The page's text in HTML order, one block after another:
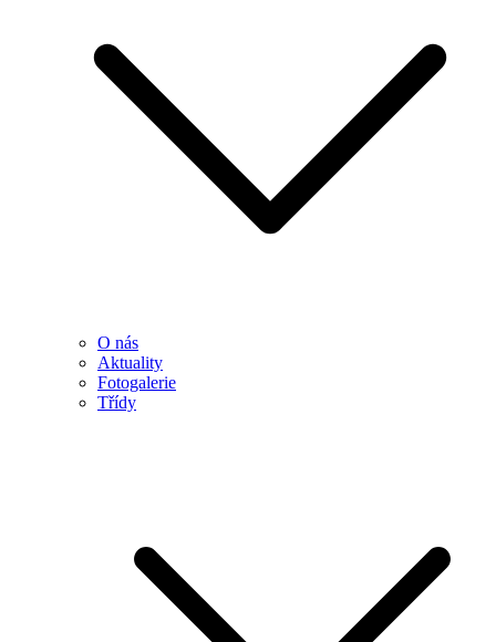
O nás
Aktuality
Fotogalerie
Třídy